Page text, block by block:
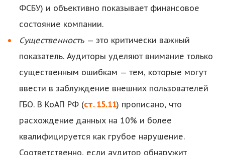
ФСБУ) и объективно показывает финансовое
состояние компании.
Существенность — это критически важный
показатель. Аудиторы уделяют внимание только
существенным ошибкам — тем, которые могут
ввести в заблуждение внешних пользователей
ГБО. В КоАП РФ (ст. 15.11) прописано, что
расхождение данных на 10% и более
квалифицируется как грубое нарушение.
Соответственно, если аудитор обнаружит